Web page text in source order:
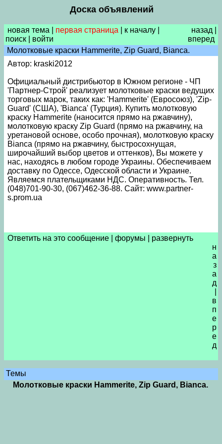
Доска объявлений
новая тема первая страница к началу
поиск
войти
назад
вперед
Молотковые краски Hammerite, Zip Guard, Bianca.
Автор: kraski2012
Официальный дистрибьютор в Южном регионе - ЧП
'Партнер-Строй' реализует молотковые краски ведущих
торговых марок, таких как: 'Hammerite' (Евросоюз), 'Zip-
Guard' (США), 'Bianca' (Турция). Купить молотковую
краску Hammerite (наносится прямо на ржавчину),
молотковую краску Zip Guard (прямо на ржавчину, на
уретановой основе, особо прочная), молотковую краску
Bianca (прямо на ржавчину, быстросохнущая,
широчайший выбор цветов и оттенков), Вы можете у
нас, находясь в любом городе Украины. Обеспечиваем
доставку по Одессе, Одесской области и Украине.
Являемся плательщиками НДС. Оперативность. Тел.
(048)701-90-30, (067)462-36-88. Сайт: www.partner-
s.prom.ua
Ответить на это сообщение форумы
развернуть
н
а
з
а
д
в
п
е
р
е
д
Темы
Молотковые краски Hammerite, Zip Guard, Bianca.